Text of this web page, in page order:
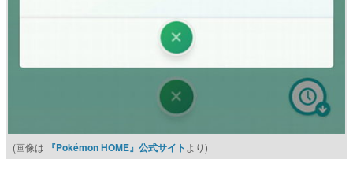
(画像は 『Pokémon HOME』公式サイト より)